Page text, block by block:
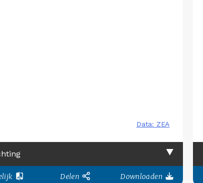
Delen Downloaden